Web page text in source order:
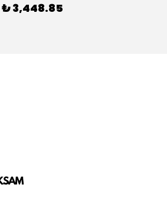
₺ 3,448.85